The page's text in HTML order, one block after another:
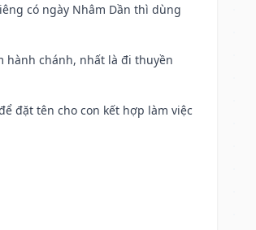
có ngày Nhâm Dần thì dùng
hành chánh, nhất là đi thuyền
đặt tên cho con kết hợp làm việc